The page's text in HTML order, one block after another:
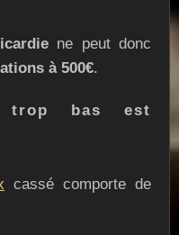
ne peut donc
à 500€.
trop bas est
cassé comporte de